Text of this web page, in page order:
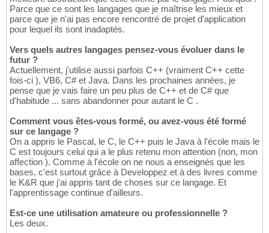
Parce que ce sont les langages que je maîtrise les mieux et
parce que je n'ai pas encore rencontré de projet d'application
pour lequel ils sont inadaptés.
Vers quels autres langages pensez-vous évoluer dans le
futur ?
Actuellement, j'utilise aussi parfois C++ (vraiment C++ cette
fois-ci ), VB6, C# et Java. Dans les prochaines années, je
pense que je vais faire un peu plus de C++ et de C# que
d'habitude ... sans abandonner pour autant le C .
Comment vous êtes-vous formé, ou avez-vous été formé
sur ce langage ?
On a appris le Pascal, le C, le C++ puis le Java à l'école mais le
C est toujours celui qui a le plus retenu mon attention (non, mon
affection ). Comme à l'école on ne nous a enseignés que les
bases, c'est surtout grâce à Developpez et à des livres comme
le K&R que j'ai appris tant de choses sur ce langage. Et
l'apprentissage continue d'ailleurs.
Est-ce une utilisation amateure ou professionnelle ?
Les deux.